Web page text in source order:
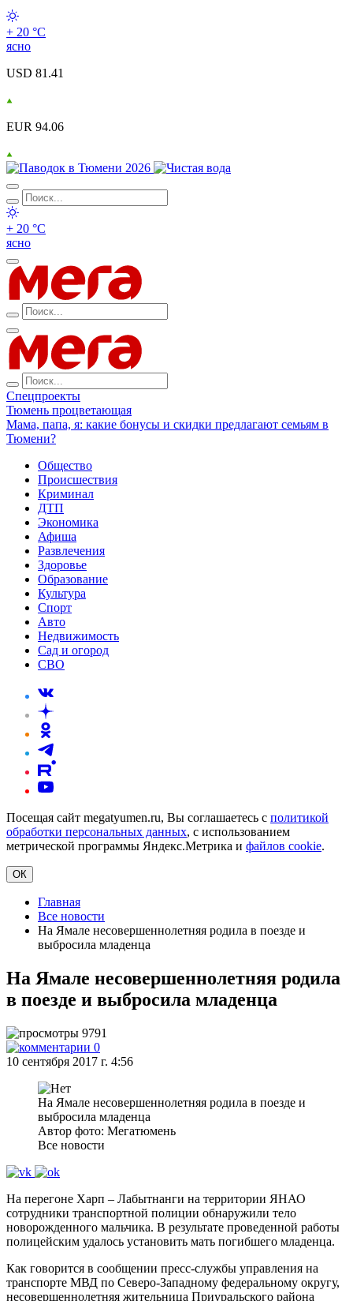
+ 20 °С
ясно
USD 81.41
EUR 94.06
+ 20 °С
ясно
Спецпроекты
Тюмень процветающая
Мама, папа, я: какие бонусы и скидки предлагают семьям в
Тюмени?
Общество
Происшествия
Криминал
ДТП
Экономика
Афиша
Развлечения
Здоровье
Образование
Культура
Спорт
Авто
Недвижимость
Сад и огород
СВО
Посещая сайт megatyumen.ru, Вы соглашаетесь с политикой
обработки персональных данных, с использованием
метрической программы Яндекс.Метрика и файлов cookie.
ОК
Главная
Все новости
На Ямале несовершеннолетняя родила в поезде и
выбросила младенца
На Ямале несовершеннолетняя родила
в поезде и выбросила младенца
9791
0
10 сентября 2017 г. 4:56
На Ямале несовершеннолетняя родила в поезде и
выбросила младенца
Автор фото: Мегатюмень
Все новости
На перегоне Харп – Лабытнанги на территории ЯНАО
сотрудники транспортной полиции обнаружили тело
новорожденного мальчика. В результате проведенной работы
полицейским удалось установить мать погибшего младенца.
Как говорится в сообщении пресс-службы управления на
транспорте МВД по Северо-Западному федеральному округу,
несовершеннолетняя жительница Приуральского района